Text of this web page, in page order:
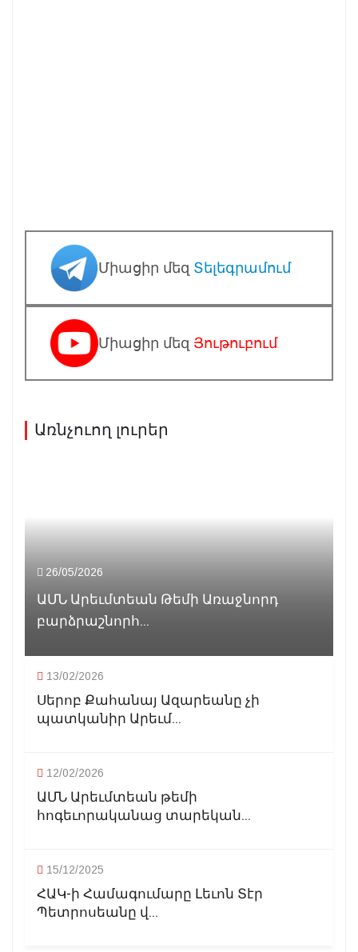
Միացիր մեզ Տելեգրամում
Միացիր մեզ Յութուբում
Առնչուող լուրեր
26/05/2026
ԱՄՆ Արեւմտեան Թեմի Առաջնորդ
բարձրաշնորհ...
13/02/2026
Սերոբ Քահանայ Ազարեանը չի
պատկանիր Արեւմ...
12/02/2026
ԱՄՆ Արեւմտեան թեմի
հոգեւորականաց տարեկան...
15/12/2025
ՀԱԿ-ի Համագումարը Լեւոն Տէր
Պետրոսեանը վ...